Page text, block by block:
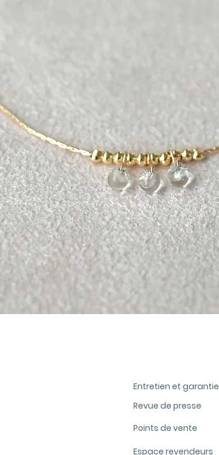
Entretien et garantie
Points de vente
Revue de presse
Espace revendeurs